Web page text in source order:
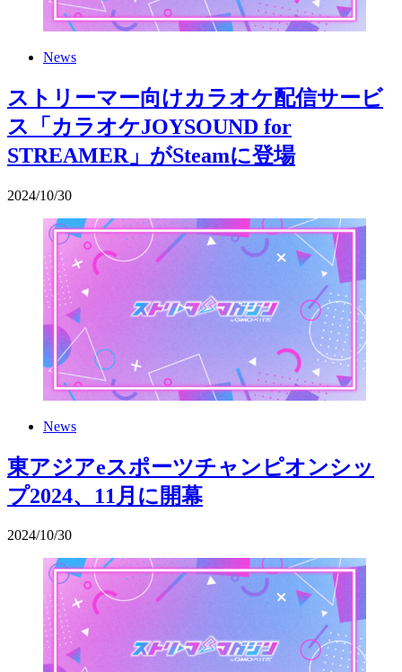
News
ストリーマー向けカラオケ配信サービ
ス「カラオケJOYSOUND for
STREAMER」がSteamに登場
2024/10/30
News
東アジアeスポーツチャンピオンシッ
プ2024、11月に開幕
2024/10/30